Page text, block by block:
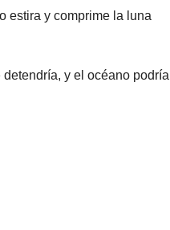
estira y comprime la luna
y el océano podría